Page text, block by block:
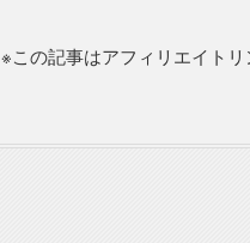
※この記事はアフィリエイトリ